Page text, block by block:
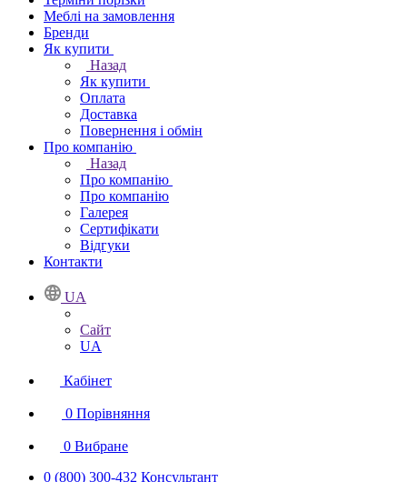
Меблі на замовлення
Бренди
Як купити
Назад
Як купити
Оплата
Доставка
Повернення і обмін
Про компанію
Назад
Про компанію
Про компанію
Галерея
Сертифікати
Відгуки
Контакти
UA
Сайт
UA
Кабінет
0 Порівняння
0 Вибране
0 (800) 300-432 Консультант